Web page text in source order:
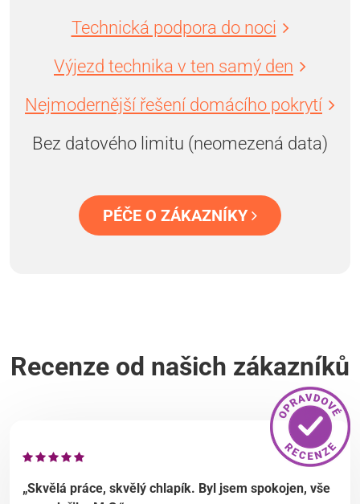
Technická podpora do noci
Výjezd technika v ten samý den
Nejmodernější řešení domácího pokrytí
Bez datového limitu (neomezená data)
PÉČE O ZÁKAZNÍKY
Recenze od našich zákazníků
„Skvělá práce, skvělý chlapík. Byl jsem spokojen, vše